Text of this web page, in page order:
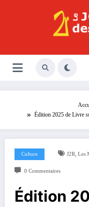
Le
Édition 2025 de Livre
Culture J2R Les
0 Commentaires
Édition